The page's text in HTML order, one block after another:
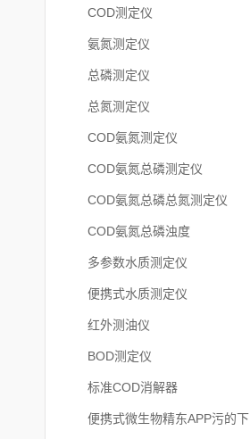
COD测定仪
氨氮测定仪
总磷测定仪
总氮测定仪
COD氨氮测定仪
COD氨氮总磷测定仪
COD氨氮总磷总氮测定仪
COD氨氮总磷浊度
多参数水质测定仪
便携式水质测定仪
红外测油仪
BOD测定仪
标准COD消解器
便携式微生物精东APP污的下